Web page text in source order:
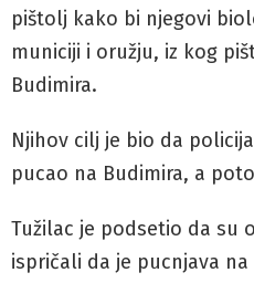
pištolj kako bi njegovi
municiji i oružju, iz kog
Budimira.
Njihov cilj je bio da
pucao na Budimira, a
Tužilac je podsetio da su
ispričali da je pucnjava